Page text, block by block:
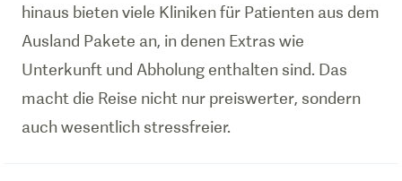
hinaus bieten viele Kliniken für Patienten aus dem
Ausland Pakete an, in denen Extras wie
Unterkunft und Abholung enthalten sind. Das
macht die Reise nicht nur preiswerter, sondern
auch wesentlich stressfreier.